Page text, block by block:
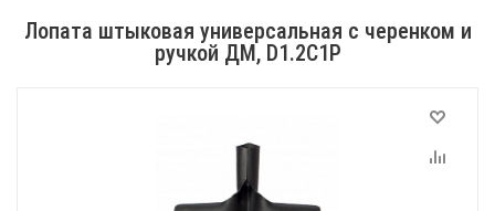
Лопата штыковая универсальная с черенком и
ручкой ДМ, D1.2C1P